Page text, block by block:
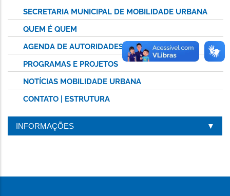
SECRETARIA MUNICIPAL DE MOBILIDADE URBANA
QUEM É QUEM
AGENDA DE AUTORIDADES
PROGRAMAS E PROJETOS
NOTÍCIAS MOBILIDADE URBANA
CONTATO | ESTRUTURA
INFORMAÇÕES